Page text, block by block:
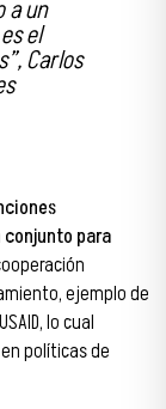
a un
el
Carlos
para
ejemplo de
lo cual
políticas de